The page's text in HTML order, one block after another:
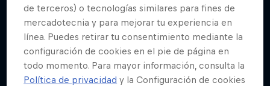
de terceros) o tecnologías similares para fines de
mercadotecnia y para mejorar tu experiencia en
línea. Puedes retirar tu consentimiento mediante la
configuración de cookies en el pie de página en
todo momento. Para mayor información, consulta la
Política de privacidad y la Configuración de cookies